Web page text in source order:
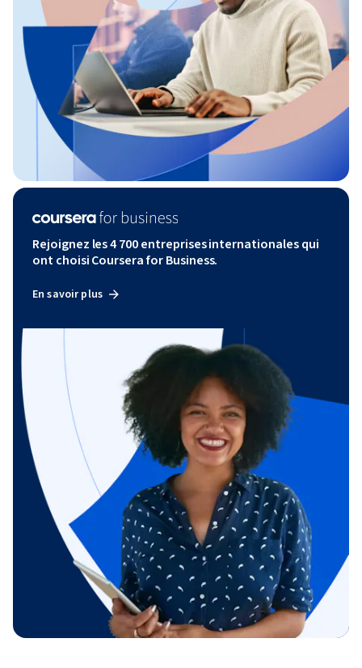
Rejoignez les 4 700 entreprises internationales qui
ont choisi Coursera for Business.
En savoir plus